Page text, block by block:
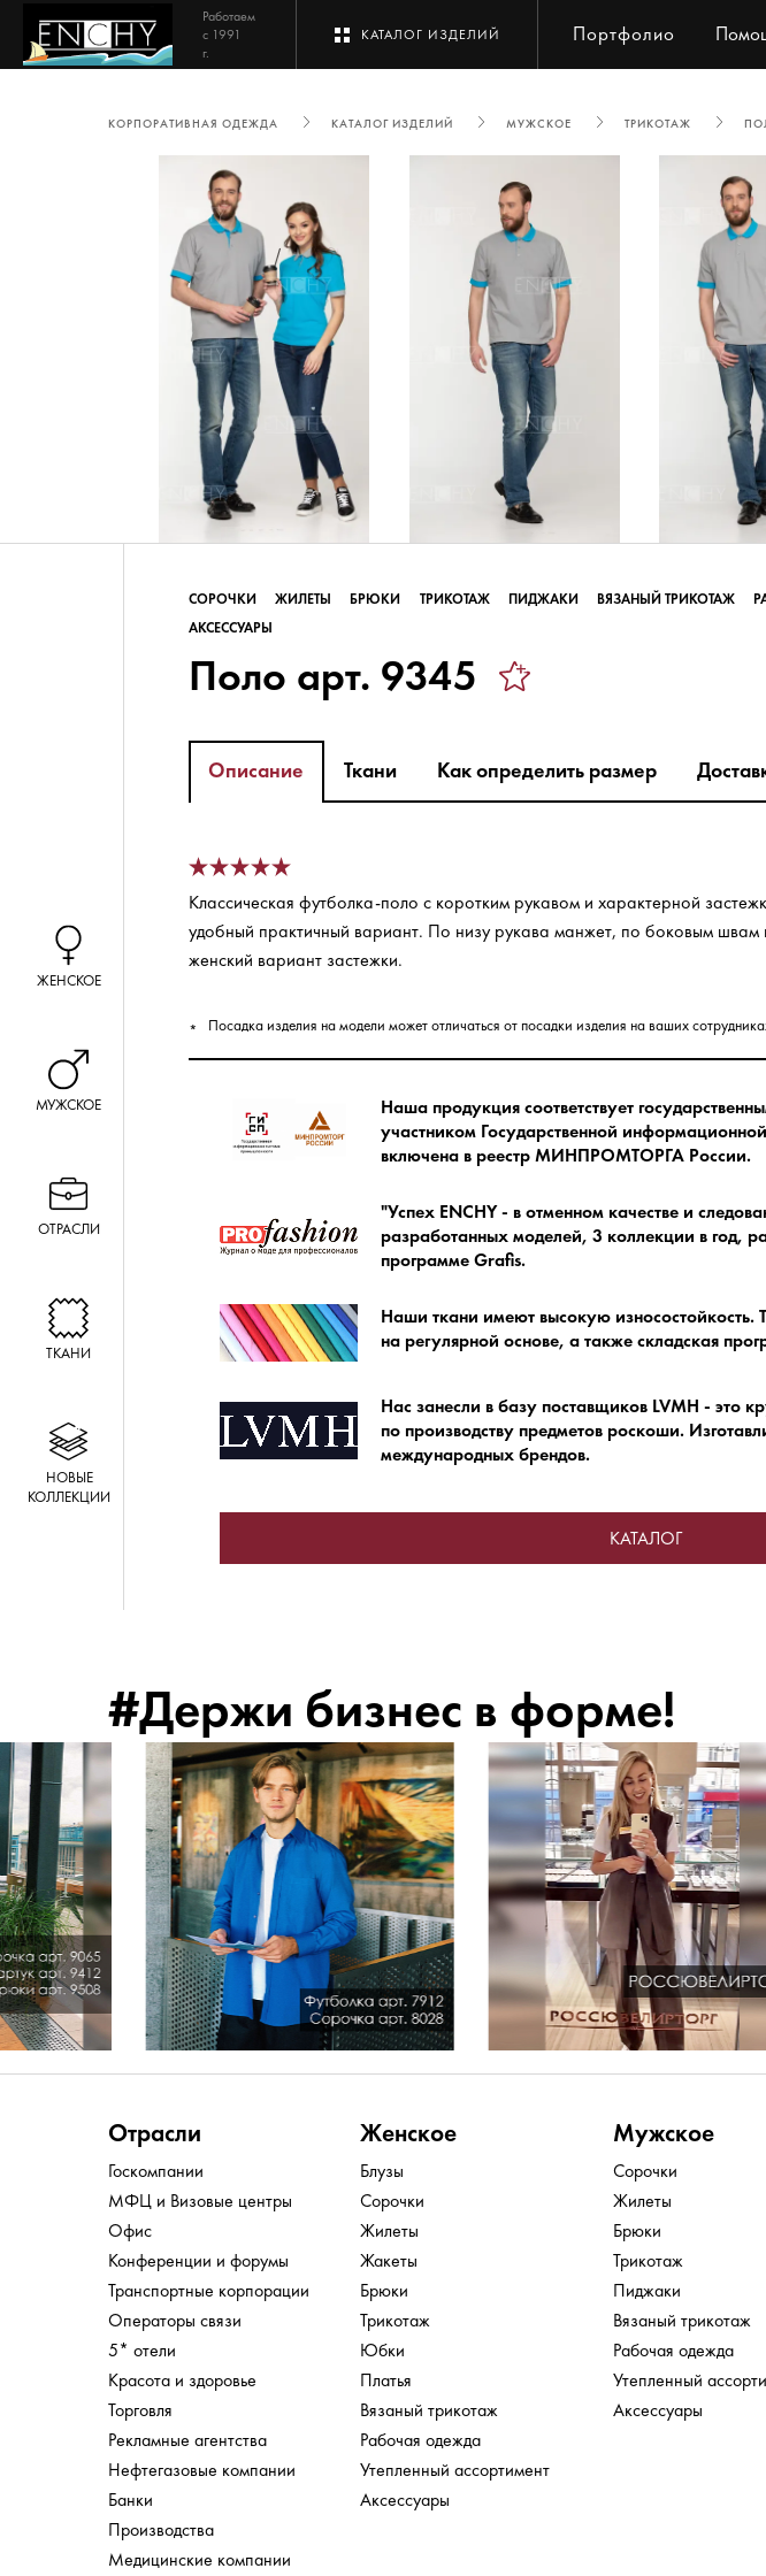
Работаем
с 1991
г.
КАТАЛОГ ИЗДЕЛИЙ Портфолио
КОРПОРАТИВНАЯ ОДЕЖДА КАТАЛОГ ИЗДЕЛИЙ МУЖСКОЕ ТРИКОТАЖ
СОРОЧКИ ЖИЛЕТЫ БРЮКИ ТРИКОТАЖ ПИДЖАКИ ВЯЗАНЫЙ ТРИКОТАЖ
АКСЕССУАРЫ
Поло арт. 9345
Описание Ткани Как определить размер
Классическая футболка-поло с коротким рукавом и характерной
удобный практичный вариант. По низу рукава манжет, по боковым
женский вариант застежки.
Посадка изделия на модели может отличаться от посадки изделия на ваших
Наша продукция соответствует
участником Государственной
включена в реестр МИНПРОМТОРГА России.
"Успех ENCHY - в отменном качестве и
разработанных моделей, 3 коллекции в год,
программе Grafis.
Наши ткани имеют высокую износостойкость.
на регулярной основе, а также складская
Нас занесли в базу поставщиков LVMH - это
по производству предметов роскоши.
международных брендов.
КАТАЛОГ
#Держи бизнес в форме!
Отрасли
Госкомпании
МФЦ и Визовые центры
Офис
Конференции и форумы
Транспортные корпорации
Операторы связи
5* отели
Красота и здоровье
Торговля
Рекламные агентства
Нефтегазовые компании
Банки
Производства
Медицинские компании
Женское
Блузы
Сорочки
Жилеты
Жакеты
Брюки
Трикотаж
Юбки
Платья
Вязаный трикотаж
Рабочая одежда
Утепленный ассортимент
Аксессуары
Мужское
Сорочки
Жилеты
Брюки
Трикотаж
Пиджаки
Вязаный трикотаж
Рабочая одежда
Утепленный
Аксессуары